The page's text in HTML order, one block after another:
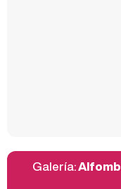
Galería: